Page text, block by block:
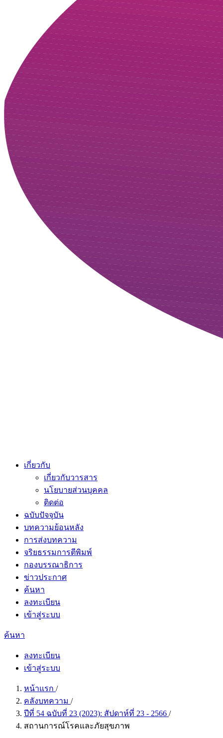
เกี่ยวกับ
เกี่ยวกับวารสาร
นโยบายส่วนบุคคล
ติดต่อ
ฉบับปัจจุบัน
บทความย้อนหลัง
การส่งบทความ
จริยธรรมการตีพิมพ์
กองบรรณาธิการ
ข่าวประกาศ
ค้นหา
ลงทะเบียน
เข้าสู่ระบบ
ค้นหา
ลงทะเบียน
เข้าสู่ระบบ
หน้าแรก /
คลังบทความ /
ปีที่ 54 ฉบับที่ 23 (2023): สัปดาห์ที่ 23 - 2566 /
สถานการณ์โรคและภัยสุขภาพ